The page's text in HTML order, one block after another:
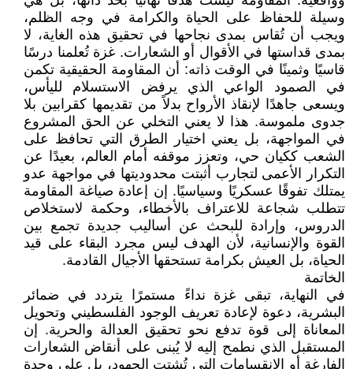
وسيلة للحفاظ على الحياة والكرامة في وجه الظلم،
ويجب أن تُقاس بمدى نجاحها في تحقيق هذه الغاية، لا
بمدى قداستها في الأقوال أو الشعارات. غزة تُعلمنا درسًا
قاسيًا وثمينًا في الوقت ذاته: أن المقاومة الحقيقية تكمن
في الصمود الواعي الذي يرفض الاستسلام لليأس،
ويسعى جاهدًا لإنقاذ الأرواح بدلاً من تقديمها كقرابين بلا
جدوى ملموسة. هذا لا يعني التخلي عن الحق المشروع
في المواجهة، بل يعني اختيار الطرق التي تحافظ على
الشعب ككيان حي، وتعزز موقفه أمام العالم، بعيدًا عن
التكرار الأعمى لتجارب أثبتت محدوديتها في مواجهة عدو
يمتلك تفوقًا عسكريًا وسياسيًا. إن إعادة صياغة المقاومة
تتطلب شجاعة للاعتراف بالأخطاء، وحكمة لاستخلاص
الدروس، وإرادة للبحث عن أساليب جديدة تجمع بين
القوة والإنسانية، لأن الهدف ليس مجرد البقاء على قيد
الحياة، بل العيش بكرامة تستحقها الأجيال القادمة.
الخاتمة
في النهاية، تبقى غزة نداءً مستمرًا يتردد في ضمائر
البشرية، دعوة لإعادة تعريف الوجود الفلسطيني وتحويل
المعاناة إلى قوة تدفع نحو تحقيق العدالة والحرية. إن
المستقبل الذي نطمح إليه لا يُبنى على أنقاض الشعارات
الفارغة أو الانقسامات التي تُشتت الجهود، بل على وحدة